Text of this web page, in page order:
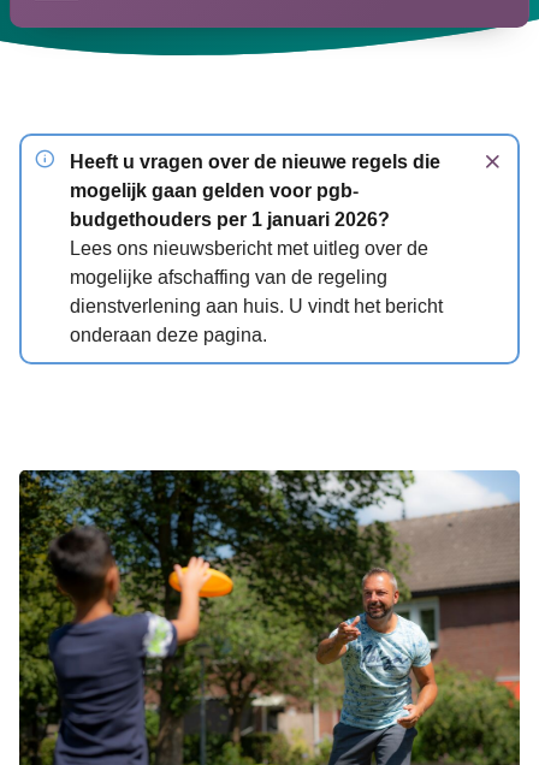
Heeft u vragen over de nieuwe regels die
mogelijk gaan gelden voor pgb-
budgethouders per 1 januari 2026?
Lees ons nieuwsbericht met uitleg over de
mogelijke afschaffing van de regeling
dienstverlening aan huis. U vindt het bericht
onderaan deze pagina.